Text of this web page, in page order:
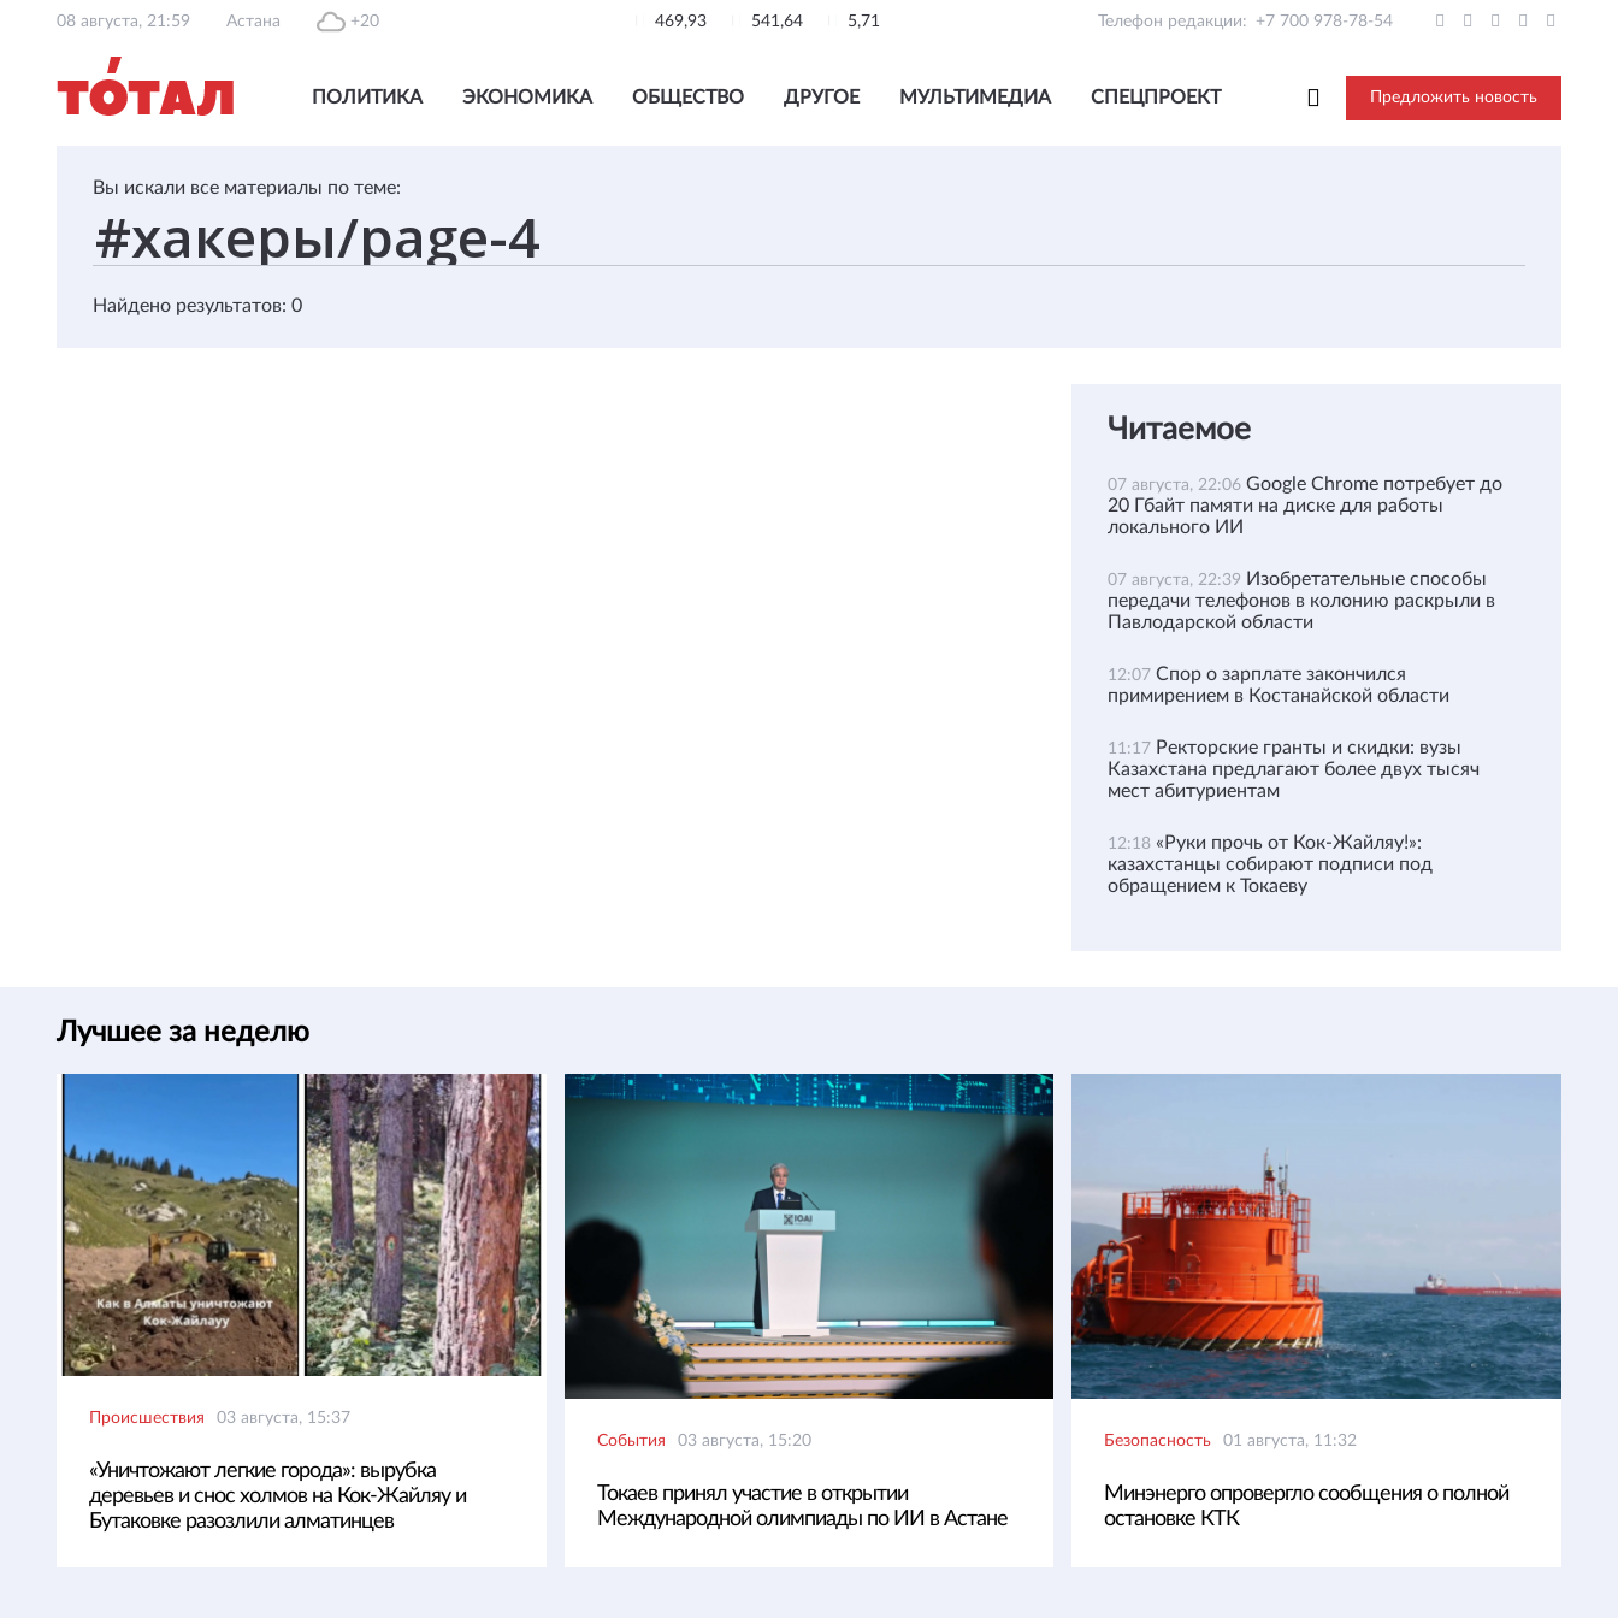
08 августа, 21:59 Астана +20 469,93 541,64 5,71 Телефон редакции: +7 700 978-78-54
ПОЛИТИКА ЭКОНОМИКА ОБЩЕСТВО ДРУГОЕ МУЛЬТИМЕДИА СПЕЦПРОЕКТ Предложить новость
Вы искали все материалы по теме:
Найдено результатов: 0
Читаемое
07 августа, 22:06 Google Chrome потребует до
20 Гбайт памяти на диске для работы
локального ИИ
07 августа, 22:39 Изобретательные способы
передачи телефонов в колонию раскрыли в
Павлодарской области
12:07 Спор о зарплате закончился
примирением в Костанайской области
11:17 Ректорские гранты и скидки: вузы
Казахстана предлагают более двух тысяч
мест абитуриентам
12:18 «Руки прочь от Кок-Жайляу!»:
казахстанцы собирают подписи под
обращением к Токаеву
Лучшее за неделю
Происшествия 03 августа, 15:37
«Уничтожают легкие города»: вырубка
деревьев и снос холмов на Кок-Жайляу и
Бутаковке разозлили алматинцев
События 03 августа, 15:20
Токаев принял участие в открытии
Международной олимпиады по ИИ в Астане
Безопасность 01 августа, 11:32
Минэнерго опровергло сообщения о полной
остановке КТК